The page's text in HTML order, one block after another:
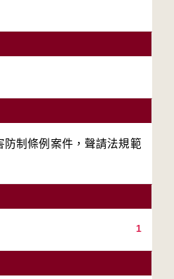
防制條例案件，聲請法規範
1